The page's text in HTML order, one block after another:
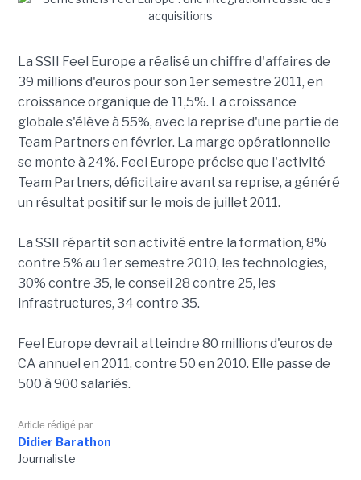
La SSII Feel Europe a réalisé un chiffre d'affaires de
39 millions d'euros pour son 1er semestre 2011, en
croissance organique de 11,5%. La croissance
globale s'élève à 55%, avec la reprise d'une partie de
Team Partners en février. La marge opérationnelle
se monte à 24%. Feel Europe précise que l'activité
Team Partners, déficitaire avant sa reprise, a généré
un résultat positif sur le mois de juillet 2011.
La SSII répartit son activité entre la formation, 8%
contre 5% au 1er semestre 2010, les technologies,
30% contre 35, le conseil 28 contre 25, les
infrastructures, 34 contre 35.
Feel Europe devrait atteindre 80 millions d'euros de
CA annuel en 2011, contre 50 en 2010. Elle passe de
500 à 900 salariés.
Article rédigé par
Didier Barathon
Journaliste